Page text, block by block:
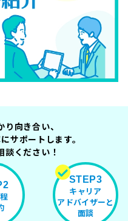
り向き合い、
サポートします。
談ください！
STEP3
キャリア
アドバイザーと
面談